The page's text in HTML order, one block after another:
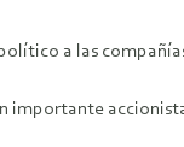
a las
importante